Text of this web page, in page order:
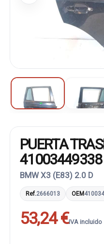
PUERTA
41003449338
BMW X3 (E83) 2.0 D
Ref.2666013 OEM
53,24 €IVA incluido